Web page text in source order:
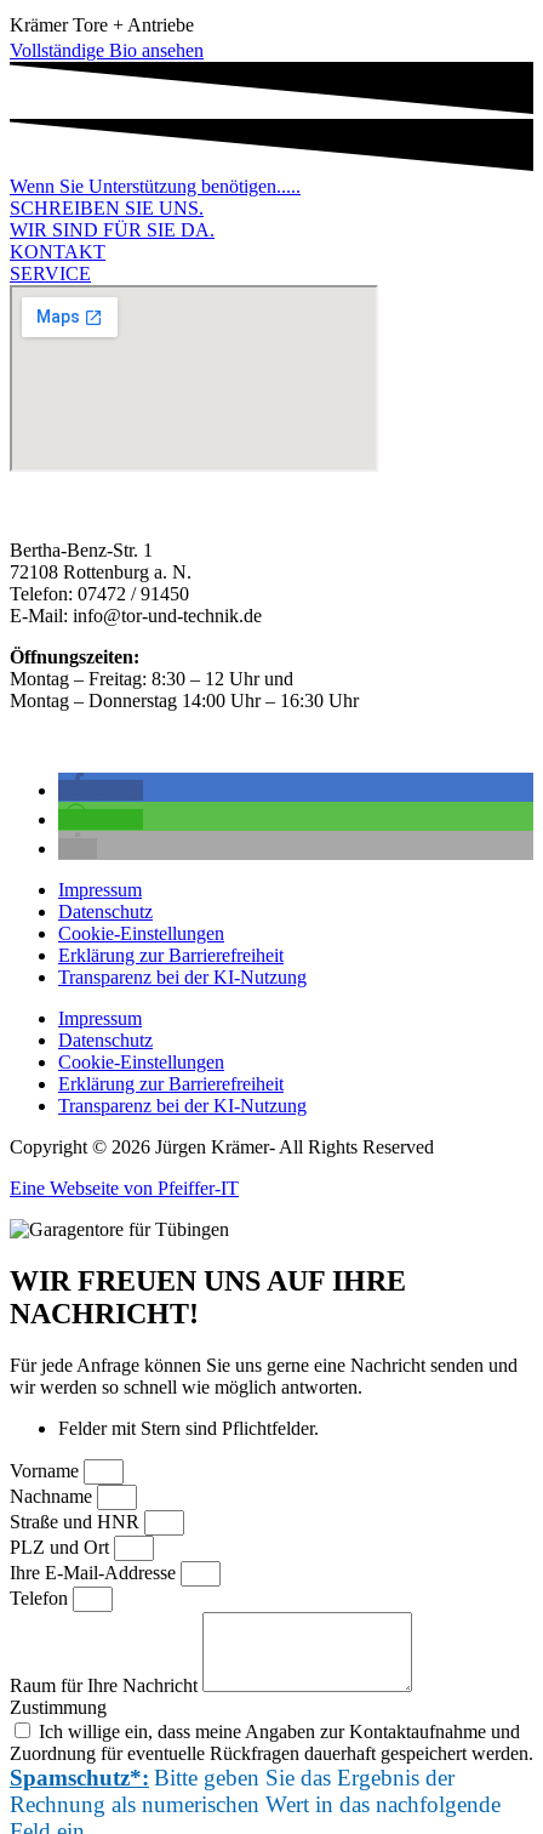
Krämer Tore + Antriebe
Vollständige Bio ansehen
Wenn Sie Unterstützung benötigen.....
SCHREIBEN SIE UNS.
WIR SIND FÜR SIE DA.
KONTAKT
SERVICE
Bertha-Benz-Str. 1
72108 Rottenburg a. N.
Telefon: 07472 / 91450
E-Mail: info@tor-und-technik.de
Öffnungszeiten:
Montag – Freitag: 8:30 – 12 Uhr und
Montag – Donnerstag 14:00 Uhr – 16:30 Uhr
Impressum
Datenschutz
Cookie-Einstellungen
Erklärung zur Barrierefreiheit
Transparenz bei der KI-Nutzung
Impressum
Datenschutz
Cookie-Einstellungen
Erklärung zur Barrierefreiheit
Transparenz bei der KI-Nutzung
Copyright © 2026 Jürgen Krämer- All Rights Reserved
Eine Webseite von Pfeiffer-IT
WIR FREUEN UNS AUF IHRE
NACHRICHT!
Für jede Anfrage können Sie uns gerne eine Nachricht senden und
wir werden so schnell wie möglich antworten.
Felder mit Stern sind Pflichtfelder.
Vorname
Nachname
Straße und HNR
PLZ und Ort
Ihre E-Mail-Addresse
Telefon
Raum für Ihre Nachricht
Zustimmung
Ich willige ein, dass meine Angaben zur Kontaktaufnahme und
Zuordnung für eventuelle Rückfragen dauerhaft gespeichert werden.
Spamschutz*: Bitte geben Sie das Ergebnis der
Rechnung als numerischen Wert in das nachfolgende